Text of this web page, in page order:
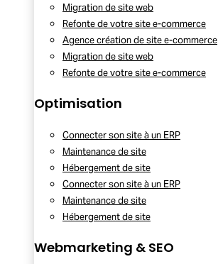
Migration de site web
Refonte de votre site e-commerce
Agence création de site e-commerce
Migration de site web
Refonte de votre site e-commerce
Optimisation
Connecter son site à un ERP
Maintenance de site
Hébergement de site
Connecter son site à un ERP
Maintenance de site
Hébergement de site
Webmarketing & SEO